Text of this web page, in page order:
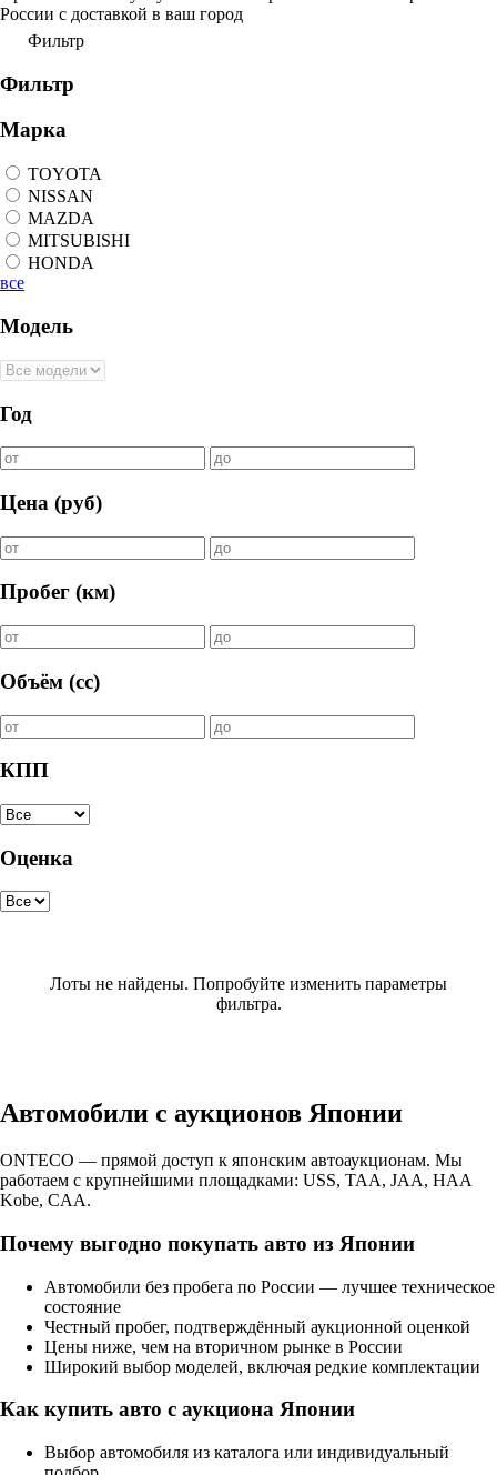
России с доставкой в ваш город
Фильтр
Фильтр
Марка
TOYOTA
NISSAN
MAZDA
MITSUBISHI
HONDA
все
Модель
Год
Цена (руб)
Пробег (км)
Объём (cc)
КПП
Оценка
Лоты не найдены. Попробуйте изменить параметры
фильтра.
Автомобили с аукционов Японии
ONTECO — прямой доступ к японским автоаукционам. Мы
работаем с крупнейшими площадками: USS, TAA, JAA, HAA
Kobe, CAA.
Почему выгодно покупать авто из Японии
Автомобили без пробега по России — лучшее техническое
состояние
Честный пробег, подтверждённый аукционной оценкой
Цены ниже, чем на вторичном рынке в России
Широкий выбор моделей, включая редкие комплектации
Как купить авто с аукциона Японии
Выбор автомобиля из каталога или индивидуальный